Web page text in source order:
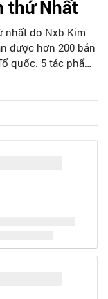
thứ Nhất
nhất do Nxb Kim
được hơn 200 bản
quốc. 5 tác phẩm
Đồng xuất bản
Tết của rừng
ngoại".